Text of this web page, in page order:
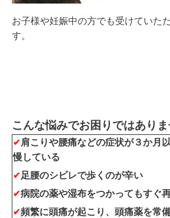
お子様や妊娠中の方でも受けていた
す。
こんな悩みでお困りではありま
✔肩こりや腰痛などの症状が３か月
慢している
✔足腰のシビレで歩くのが辛い
✔病院の薬や湿布をつかってもすぐ
✔頻繁に頭痛が起こり、頭痛薬を常